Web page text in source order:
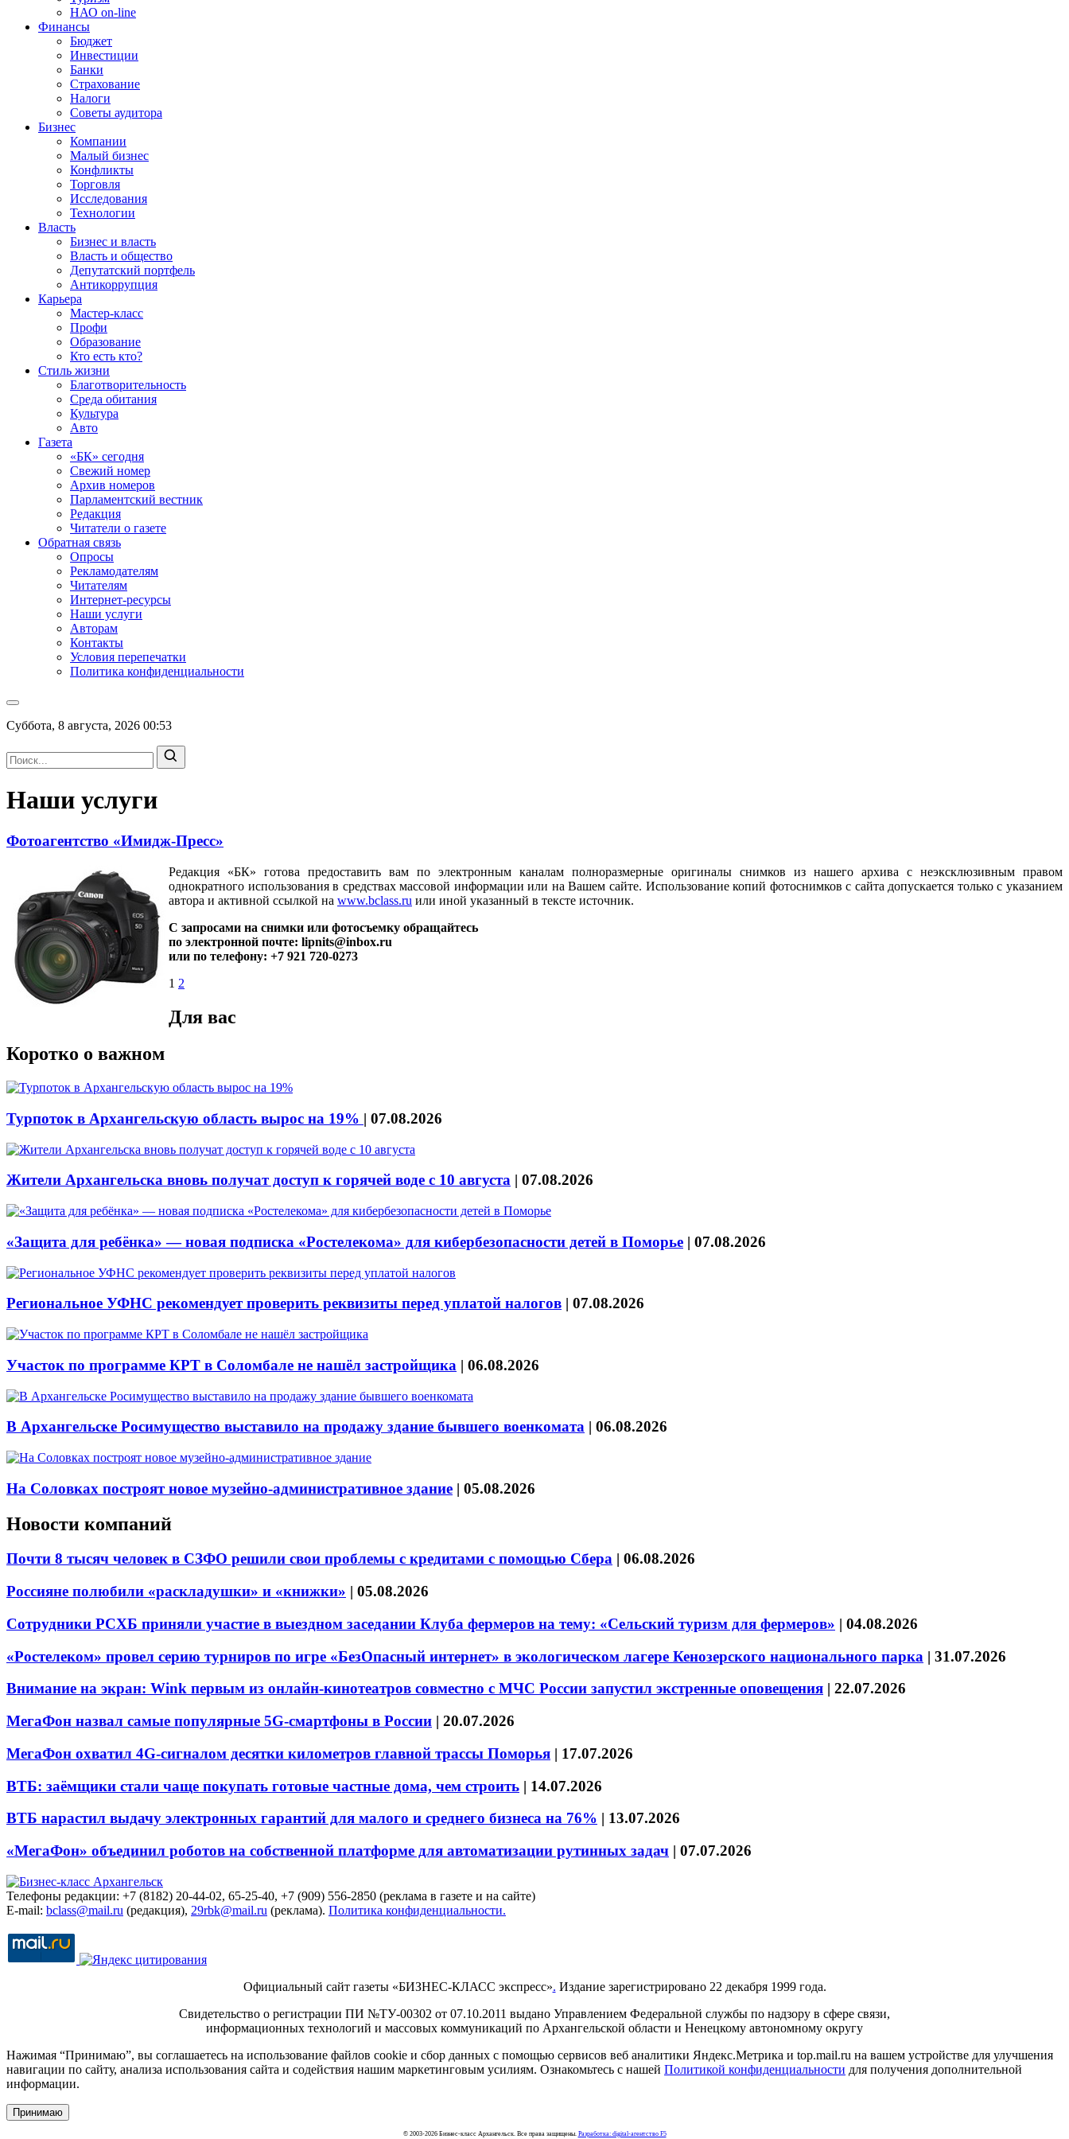
НАО on-line
Финансы
Бюджет
Инвестиции
Банки
Страхование
Налоги
Советы аудитора
Бизнес
Компании
Малый бизнес
Конфликты
Торговля
Исследования
Технологии
Власть
Бизнес и власть
Власть и общество
Депутатский портфель
Антикоррупция
Карьера
Мастер-класс
Профи
Образование
Кто есть кто?
Стиль жизни
Благотворительность
Среда обитания
Культура
Авто
Газета
«БК» сегодня
Свежий номер
Архив номеров
Парламентский вестник
Редакция
Читатели о газете
Обратная связь
Опросы
Рекламодателям
Читателям
Интернет-ресурсы
Наши услуги
Авторам
Контакты
Условия перепечатки
Политика конфиденциальности
Суббота, 8 августа, 2026 00:53
Наши услуги
Фотоагентство «Имидж-Пресс»
Редакция «БК» готова предоставить вам по электронным каналам полноразмерные оригиналы снимков из нашего архива с неэксклюзивным правом
однократного использования в средствах массовой информации или на Вашем сайте. Использование копий фотоснимков с сайта допускается только с указанием
автора и активной ссылкой на www.bclass.ru или иной указанный в тексте источник.
С запросами на снимки или фотосъемку обращайтесь
по электронной почте: lipnits@inbox.ru
или по телефону: +7 921 720-0273
1 2
Для вас
Коротко о важном
Турпоток в Архангельскую область вырос на 19% | 07.08.2026
Жители Архангельска вновь получат доступ к горячей воде с 10 августа | 07.08.2026
«Защита для ребёнка» — новая подписка «Ростелекома» для кибербезопасности детей в Поморье | 07.08.2026
Региональное УФНС рекомендует проверить реквизиты перед уплатой налогов | 07.08.2026
Участок по программе КРТ в Соломбале не нашёл застройщика | 06.08.2026
В Архангельске Росимущество выставило на продажу здание бывшего военкомата | 06.08.2026
На Соловках построят новое музейно-административное здание | 05.08.2026
Новости компаний
Почти 8 тысяч человек в СЗФО решили свои проблемы с кредитами с помощью Сбера | 06.08.2026
Россияне полюбили «раскладушки» и «книжки» | 05.08.2026
Сотрудники РСХБ приняли участие в выездном заседании Клуба фермеров на тему: «Сельский туризм для фермеров» | 04.08.2026
«Ростелеком» провел серию турниров по игре «БезОпасный интернет» в экологическом лагере Кенозерского национального парка | 31.07.2026
Внимание на экран: Wink первым из онлайн-кинотеатров совместно с МЧС России запустил экстренные оповещения | 22.07.2026
МегаФон назвал самые популярные 5G-смартфоны в России | 20.07.2026
МегаФон охватил 4G-сигналом десятки километров главной трассы Поморья | 17.07.2026
ВТБ: заёмщики стали чаще покупать готовые частные дома, чем строить | 14.07.2026
ВТБ нарастил выдачу электронных гарантий для малого и среднего бизнеса на 76% | 13.07.2026
«МегаФон» объединил роботов на собственной платформе для автоматизации рутинных задач | 07.07.2026
Телефоны редакции: +7 (8182) 20-44-02, 65-25-40, +7 (909) 556-2850 (реклама в газете и на сайте)
E-mail: bclass@mail.ru (редакция), 29rbk@mail.ru (реклама). Политика конфиденциальности.
Официальный сайт газеты «БИЗНЕС-КЛАСС экспресс». Издание зарегистрировано 22 декабря 1999 года.
Свидетельство о регистрации ПИ №ТУ-00302 от 07.10.2011 выдано Управлением Федеральной службы по надзору в сфере связи,
информационных технологий и массовых коммуникаций по Архангельской области и Ненецкому автономному округу
Нажимая “Принимаю”, вы соглашаетесь на использование файлов cookie и сбор данных с помощью сервисов веб аналитики Яндекс.Метрика и top.mail.ru на вашем устройстве для улучшения
навигации по сайту, анализа использования сайта и содействия нашим маркетинговым усилиям. Ознакомьтесь с нашей Политикой конфиденциальности для получения дополнительной
информации.
Принимаю
© 2003-2026 Бизнес-класс Архангельск. Все права защищены. Разработка: digital-агентство F5